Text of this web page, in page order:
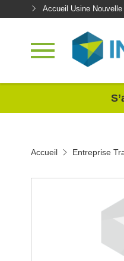
Accueil Usine Nouvelle
Accueil Entreprise